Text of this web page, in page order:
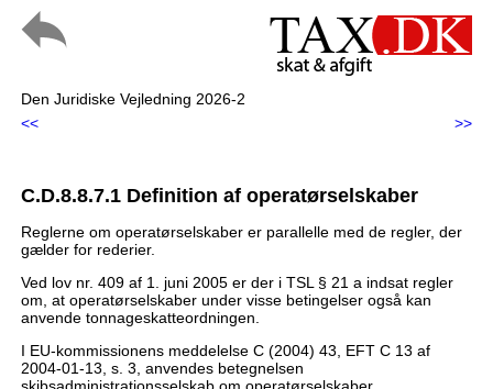
Den Juridiske Vejledning 2026-2
<<
>>
C.D.8.8.7.1 Definition af operatørselskaber
Reglerne om operatørselskaber er parallelle med de regler, der
gælder for rederier.
Ved lov nr. 409 af 1. juni 2005 er der i TSL § 21 a indsat regler
om, at operatørselskaber under visse betingelser også kan
anvende tonnageskatteordningen.
I EU-kommissionens meddelelse C (2004) 43, EFT C 13 af
2004-01-13, s. 3, anvendes betegnelsen